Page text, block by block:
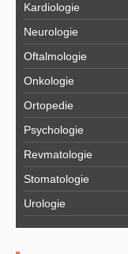
Kardiologie
Neurologie
Oftalmologie
Onkologie
Ortopedie
Psychologie
Revmatologie
Stomatologie
Urologie